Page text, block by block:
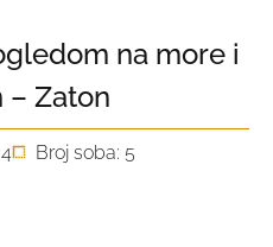
na more i
– Zaton
Broj soba: 5